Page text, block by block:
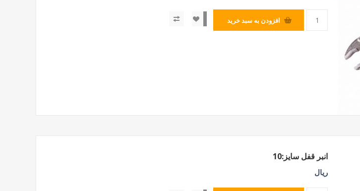
افزودن به سبد خرید
انبر قفل سایز:10
ریال